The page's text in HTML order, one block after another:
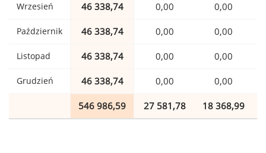
Wrzesień 46 338,74 0,00 0,00
Październik 46 338,74 0,00 0,00
Listopad 46 338,74 0,00 0,00
Grudzień 46 338,74 0,00 0,00
546 986,59 27 581,78 18 368,99